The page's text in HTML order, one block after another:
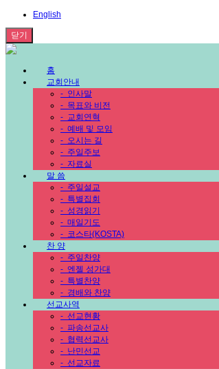
English
닫기
홈
교회안내
- 인사말
- 목표와 비전
- 교회연혁
- 예배 및 모임
- 오시는 길
- 주일주보
- 자료실
말 씀
- 주일설교
- 특별집회
- 성경읽기
- 매일기도
- 코스타(KOSTA)
찬 양
- 주일찬양
- 엔젤 성가대
- 특별찬양
- 경배와 찬양
선교사역
- 선교현황
- 파송선교사
- 협력선교사
- 난민선교
- 선교자료